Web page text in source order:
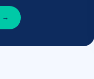
→